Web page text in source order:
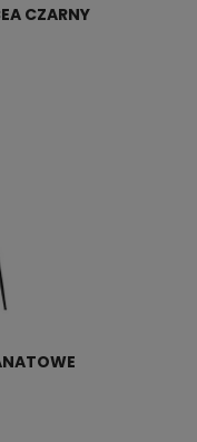
CZARNY